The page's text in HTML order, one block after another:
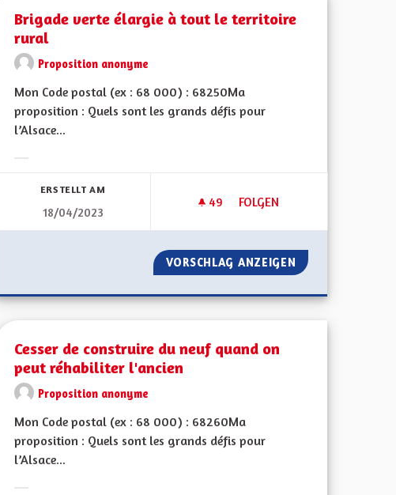
Brigade verte élargie à tout le territoire
rural
Proposition anonyme
Mon Code postal (ex : 68 000) : 68250Ma
proposition : Quels sont les grands défis pour
l’Alsace...
ERSTELLT AM
18/04/2023
49 49 FOLLOWER
FOLGEN
BRIGADE VERTE ÉLARGIE À
VORSCHLAG ANZEIGEN BRIGADE VERTE
Cesser de construire du neuf quand on
peut réhabiliter l'ancien
Proposition anonyme
Mon Code postal (ex : 68 000) : 68260Ma
proposition : Quels sont les grands défis pour
l’Alsace...